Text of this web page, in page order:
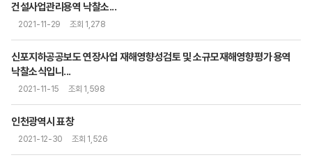
건설사업관리용역 낙찰소...
2021-11-29 조회 1,278
신포지하공공보도 연장사업 재해영향성검토 및 소규모재해영향평가 용역
낙찰소식입니...
2021-11-15 조회 1,598
인천광역시 표창
2021-12-30 조회 1,526